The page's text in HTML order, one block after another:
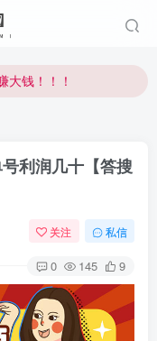
钱！！！
大钱！！！
利润几十【答搜
关注 私信
0 145 9